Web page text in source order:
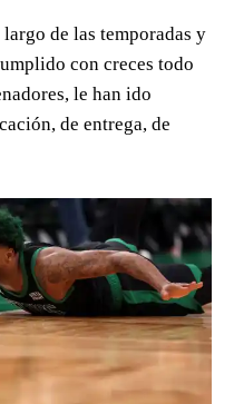
de las temporadas y
con creces todo
le han ido
de entrega, de